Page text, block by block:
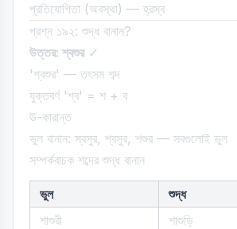
প্রতিযোগিতা (অবস্থা) — হ্রস্ব
প্রশ্ন ১৯২: শুদ্ধ বানান?
উত্তর: শ্বশুর✓
'শ্বশুর' — তৎসম শব্দ
যুক্তবর্ণ 'শ্ব' = শ + ব
উ-কারান্ত
ভুল বানান: স্বসুর, শ্বসুর, শশুর — সবগুলোই ভুল
সম্পর্কবাচক শব্দের শুদ্ধ বানান
ভুল
শুদ্ধ
শাশুরী
শাশুড়ি